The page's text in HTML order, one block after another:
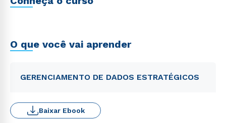
O que você vai aprender
GERENCIAMENTO DE DADOS ESTRATÉGICOS
Baixar Ebook